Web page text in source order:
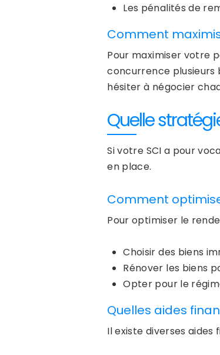
Les pénalités de
Comment
Pour maximiser votre
concurrence plusieurs
hésiter à négocier
Quelle
Si votre SCI a pour
en place.
Comment
Pour optimiser le
Choisir des biens
Rénover les biens
Opter pour le
Quelles aides
Il existe diverses aides